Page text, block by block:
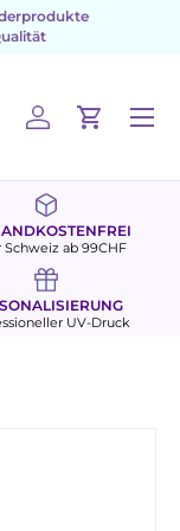
Einloggen
Menü
Schweiz ab 99CHF
UV-Druck